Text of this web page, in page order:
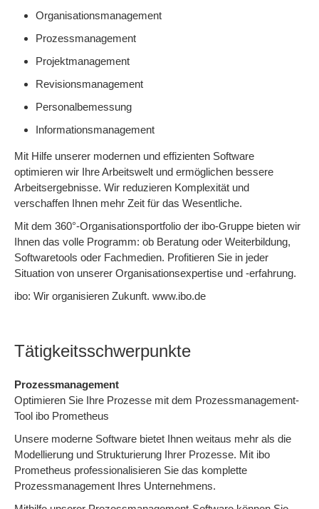
Organisationsmanagement
Prozessmanagement
Projektmanagement
Revisionsmanagement
Personalbemessung
Informationsmanagement
Mit Hilfe unserer modernen und effizienten Software
optimieren wir Ihre Arbeitswelt und ermöglichen bessere
Arbeitsergebnisse. Wir reduzieren Komplexität und
verschaffen Ihnen mehr Zeit für das Wesentliche.
Mit dem 360°-Organisationsportfolio der ibo-Gruppe bieten wir
Ihnen das volle Programm: ob Beratung oder Weiterbildung,
Softwaretools oder Fachmedien. Profitieren Sie in jeder
Situation von unserer Organisationsexpertise und -erfahrung.
ibo: Wir organisieren Zukunft. www.ibo.de
Tätigkeitsschwerpunkte
Prozessmanagement
Optimieren Sie Ihre Prozesse mit dem Prozessmanagement-
Tool ibo Prometheus
Unsere moderne Software bietet Ihnen weitaus mehr als die
Modellierung und Strukturierung Ihrer Prozesse. Mit ibo
Prometheus professionalisieren Sie das komplette
Prozessmanagement Ihres Unternehmens.